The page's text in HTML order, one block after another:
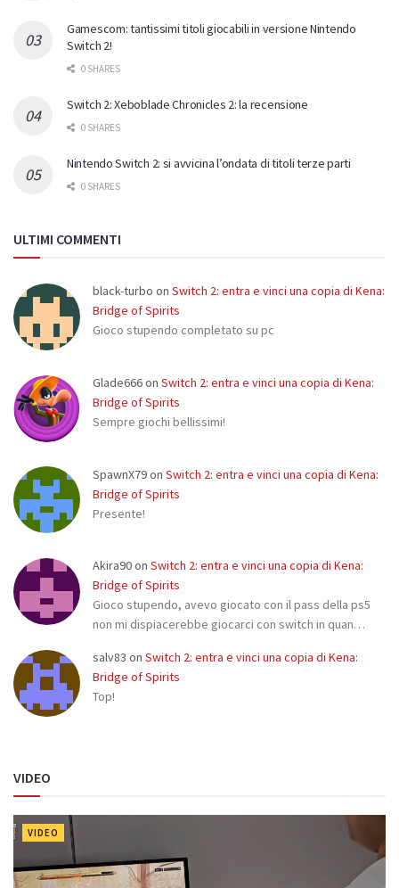
Gamescom: tantissimi titoli giocabili in versione Nintendo
Switch 2!
0 SHARES
Switch 2: Xeboblade Chronicles 2: la recensione
0 SHARES
Nintendo Switch 2: si avvicina l’ondata di titoli terze parti
0 SHARES
ULTIMI COMMENTI
black-turbo on Switch 2: entra e vinci una copia di Kena:
Bridge of Spirits
Gioco stupendo completato su pc
Glade666on Switch 2: entra e vinci una copia di Kena:
Bridge of Spirits
Sempre giochi bellissimi!
SpawnX79on Switch 2: entra e vinci una copia di Kena:
Bridge of Spirits
Presente!
Akira90on Switch 2: entra e vinci una copia di Kena:
Bridge of Spirits
Gioco stupendo, avevo giocato con il pass della ps5
non mi dispiacerebbe giocarci con switch in quan…
salv83 on Switch 2: entra e vinci una copia di Kena:
Bridge of Spirits
Top!
VIDEO
VIDEO